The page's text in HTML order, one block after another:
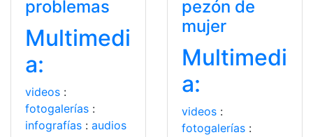
problemas
Multimedi
a:
videos :
fotogalerías :
infografías : audios
pezón de
mujer
Multimedi
a:
videos :
fotogalerías :